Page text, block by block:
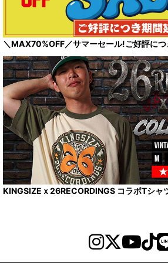
＼MAX70%OFF／サマーセール!ご好評に
KINGSIZEｘ26RECORDINGS コラボTシャ